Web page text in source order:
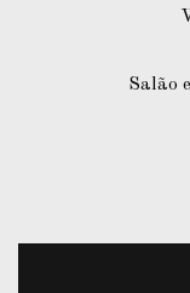
Salão